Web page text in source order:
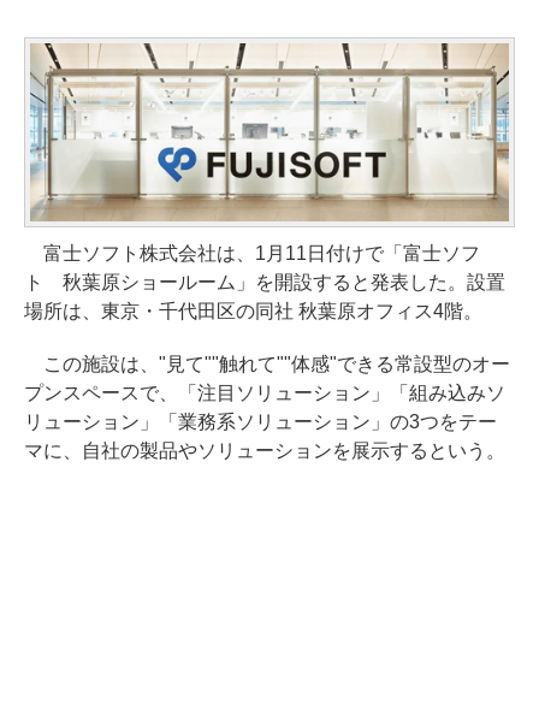
富士ソフト株式会社は、1月11日付けで「富士ソフ
ト 秋葉原ショールーム」を開設すると発表した。設置
場所は、東京・千代田区の同社 秋葉原オフィス4階。
この施設は、"見て""触れて""体感"できる常設型のオー
プンスペースで、「注目ソリューション」「組み込みソ
リューション」「業務系ソリューション」の3つをテー
マに、自社の製品やソリューションを展示するという。